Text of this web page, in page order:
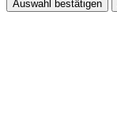
Auswahl bestätigen